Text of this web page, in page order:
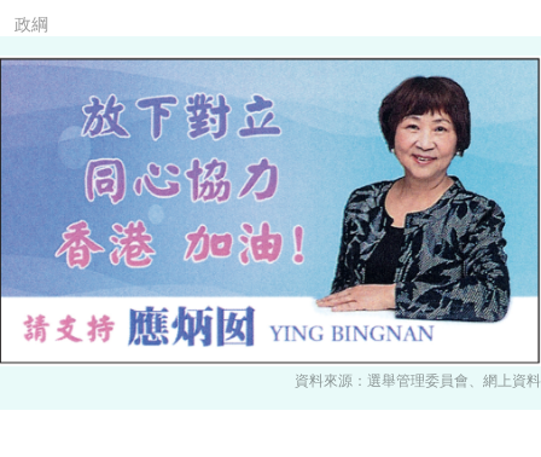
政綱
資料來源：選舉管理委員會、網上資料